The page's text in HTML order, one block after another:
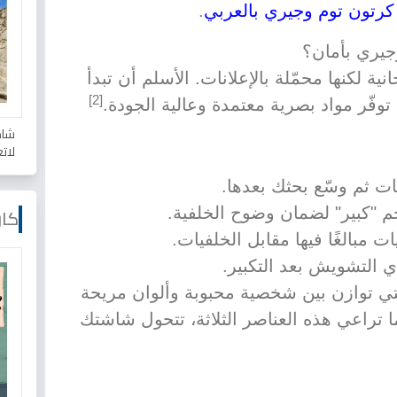
كرتون توم وجيري بالعربي.
بأمان؟
لكنها محمّلة بالإعلانات. الأسلم أن تبدأ
مواد بصرية معتمدة وعالية الجودة.[2]
ثم وسّع بحثك بعدها.
"كبير" لضمان وضوح الخلفية.
مبالغًا فيها مقابل الخلفيات.
التشويش بعد التكبير.
توازن بين شخصية محبوبة وألوان مريحة
هذه العناصر الثلاثة، تتحول شاشتك